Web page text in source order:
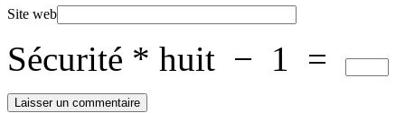
Site web
Sécurité * huit − 1 =